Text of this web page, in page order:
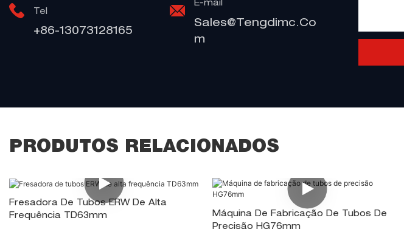
Tel
+86-13073128165
E-mail
Sales@tengdimc.co
M
PRODUTOS RELACIONADOS
Fresadora De Tubos ERW De Alta
Frequência TD63mm
Máquina De Fabricação De Tubos De
Precisão HG76mm